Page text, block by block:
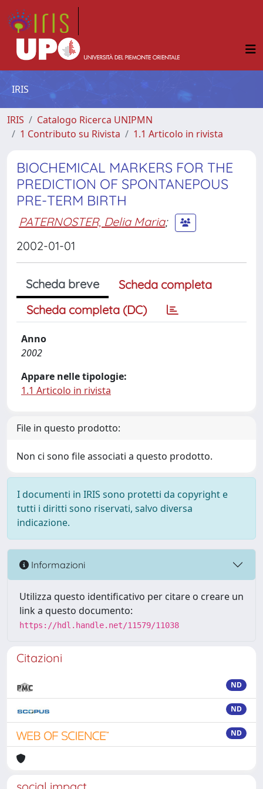
IRIS
IRIS
Catalogo Ricerca UNIPMN
1 Contributo su Rivista
1.1 Articolo in rivista
BIOCHEMICAL MARKERS FOR THE
PREDICTION OF SPONTANEPOUS
PRE-TERM BIRTH
PATERNOSTER, Delia Maria;
2002-01-01
Scheda breve
Scheda completa
Scheda completa (DC)
Anno
2002
Appare nelle tipologie:
1.1 Articolo in rivista
File in questo prodotto:
Non ci sono file associati a questo prodotto.
I documenti in IRIS sono protetti da copyright e
tutti i diritti sono riservati, salvo diversa
indicazione.
Informazioni
Utilizza questo identificativo per citare o creare un
link a questo documento:
https://hdl.handle.net/11579/11038
Citazioni
ND
ND
ND